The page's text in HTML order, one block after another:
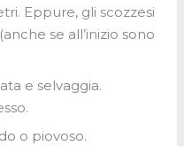
Eppure, gli scozzesi
se all’inizio sono
e selvaggia.
o piovoso.